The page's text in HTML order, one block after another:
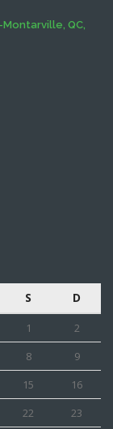
QC,
S D
1
2
8
9
15
16
22
23